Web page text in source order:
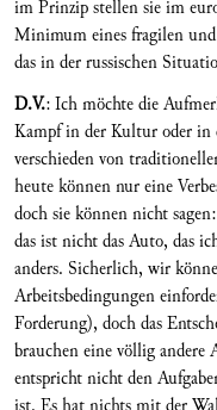
im Prinzip stellen sie im
Minimum eines fragilen
das in der russischen
D.V.: Ich möchte die
Kampf in der Kultur oder in
verschieden von
heute können nur eine
doch sie können nicht
das ist nicht das Auto, das
anders. Sicherlich, wir
Arbeitsbedingungen
Forderung), doch das
brauchen eine völlig andere
entspricht nicht den